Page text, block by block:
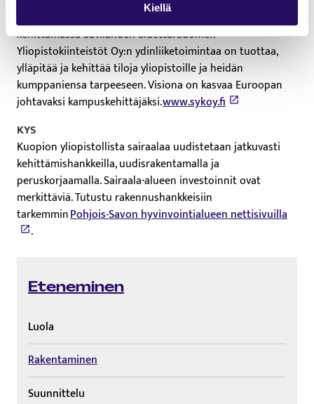
Kiellä
Eteneminen
Luola
Rakentaminen
Suunnittelu
Suomen Yliopistokiinteistöt Oy (SYK) on mukana
kehittämässä Savilahden aluetta. Suomen
Yliopistokiinteistöt Oy:n ydinliiketoimintaa on tuottaa,
ylläpitää ja kehittää tiloja yliopistoille ja heidän
kumppaniensa tarpeeseen. Visiona on kasvaa Euroopan
johtavaksi kampuskehittäjäksi.www.sykoy.fi
KYS
Kuopion yliopistollista sairaalaa uudistetaan jatkuvasti
kehittämishankkeilla, uudisrakentamalla ja
peruskorjaamalla. Sairaala-alueen investoinnit ovat
merkittäviä. Tutustu rakennushankkeisiin
tarkemminPohjois-Savon hyvinvointialueen nettisivuilla
.